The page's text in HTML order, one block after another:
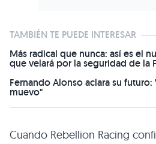
TAMBIÉN TE PUEDE INTERESAR
Más radical que nunca: así es el
que velará por la seguridad de la
Fernando Alonso aclara su
muevo"
Cuando Rebellion Racing